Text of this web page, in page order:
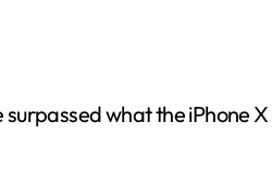
surpassed what the iPhone X